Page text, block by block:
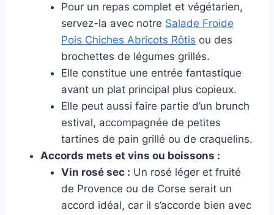
Pour un repas complet et végétarien,
servez-la avec notre Salade Froide
Pois Chiches Abricots Rôtis ou des
brochettes de légumes grillés.
Elle constitue une entrée fantastique
avant un plat principal plus copieux.
Elle peut aussi faire partie d’un brunch
estival, accompagnée de petites
tartines de pain grillé ou de craquelins.
Accords mets et vins ou boissons :
Vin rosé sec : Un rosé léger et fruité
de Provence ou de Corse serait un
accord idéal, car il s’accorde bien avec